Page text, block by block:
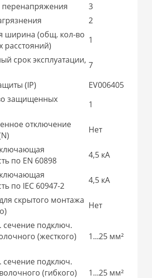
перенапряжения
3
2
ширина (общ. кол-во
расстояний)
1
срок эксплуатации, 7
(IP)
EV006405
защищенных
1
отключение
Нет
по EN 60898
4,5 кА
по IEC 60947-2
4,5 кА
скрытого монтажа Нет
подключ.
(жесткого)
1...25 мм²
подключ.
(гибкого)
1...25 мм²